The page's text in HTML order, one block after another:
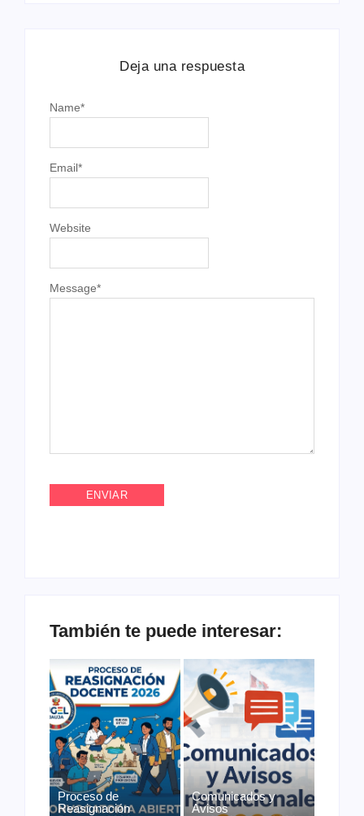
Deja una respuesta
Message*
Name*
Email*
Website
También te puede interesar:
Proceso de
Reasignación
Comunicados y
Avisos